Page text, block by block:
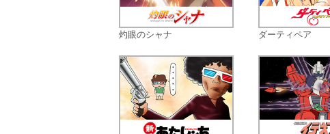
灼眼のシャナ ダーティペア